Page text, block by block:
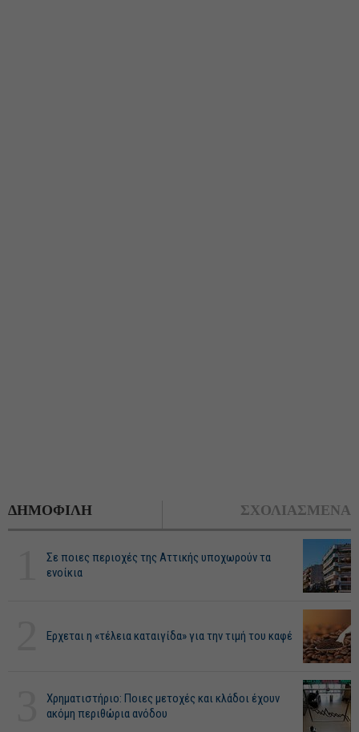
ΔΗΜΟΦΙΛΗ ΣΧΟΛΙΑΣΜΕΝΑ
Σε ποιες περιοχές της Αττικής υποχωρούν τα
ενοίκια
Ερχεται η «τέλεια καταιγίδα» για την τιμή του καφέ
Χρηματιστήριο: Ποιες μετοχές και κλάδοι έχουν
ακόμη περιθώρια ανόδου